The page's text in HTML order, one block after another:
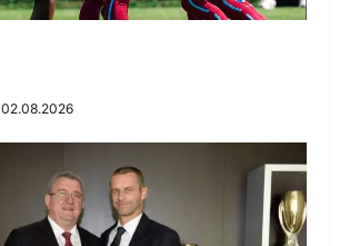
02.08.2026